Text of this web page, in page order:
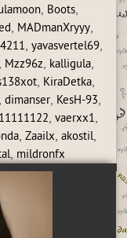
, Boots,
, MADmanXryyy,
,yavasvertel69,
Mzz96z, kalligula,
, KiraDetka,
, dimanser, KesH-93,
, vaerxx1,
, Zaailx, akostil,
, mildronfx